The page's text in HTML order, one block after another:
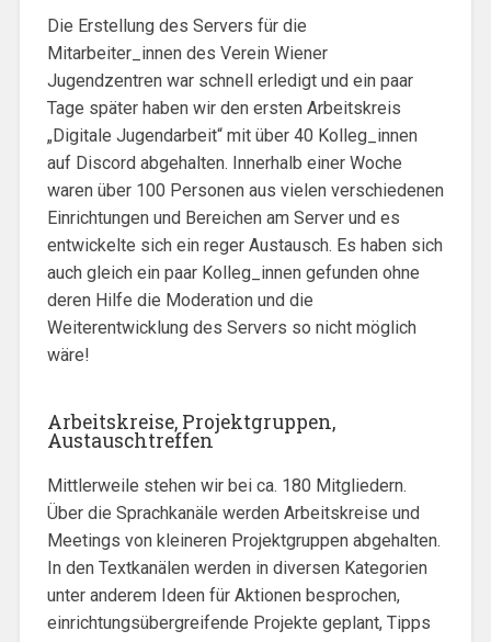
Die Erstellung des Servers für die
Mitarbeiter_innen des Verein Wiener
Jugendzentren war schnell erledigt und ein paar
Tage später haben wir den ersten Arbeitskreis
„Digitale Jugendarbeit“ mit über 40 Kolleg_innen
auf Discord abgehalten. Innerhalb einer Woche
waren über 100 Personen aus vielen verschiedenen
Einrichtungen und Bereichen am Server und es
entwickelte sich ein reger Austausch. Es haben sich
auch gleich ein paar Kolleg_innen gefunden ohne
deren Hilfe die Moderation und die
Weiterentwicklung des Servers so nicht möglich
wäre!
Arbeitskreise, Projektgruppen,
Austauschtreffen
Mittlerweile stehen wir bei ca. 180 Mitgliedern.
Über die Sprachkanäle werden Arbeitskreise und
Meetings von kleineren Projektgruppen abgehalten.
In den Textkanälen werden in diversen Kategorien
unter anderem Ideen für Aktionen besprochen,
einrichtungsübergreifende Projekte geplant, Tipps